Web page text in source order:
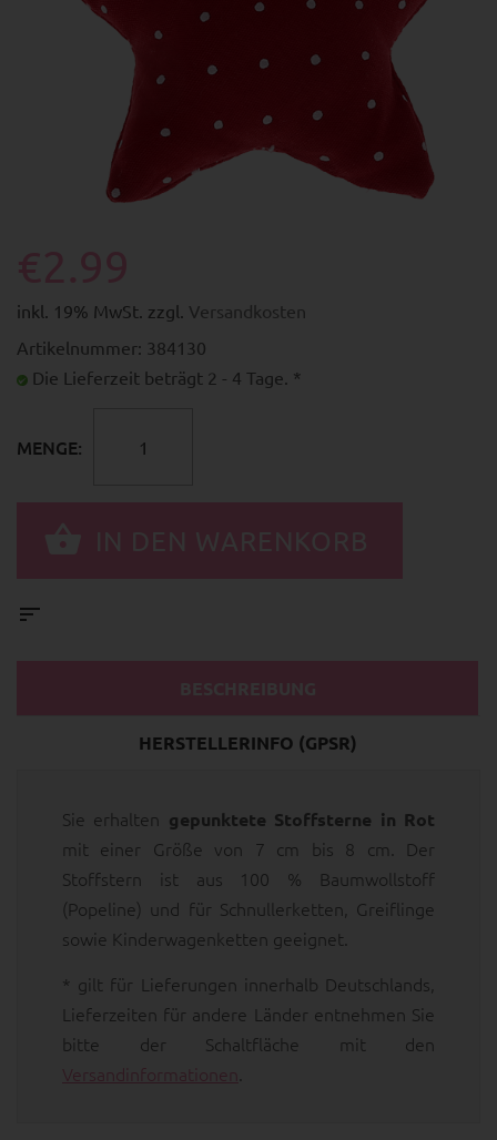
inkl. 19% MwSt. zzgl. Versandkosten
Artikelnummer: 384130
Die Lieferzeit beträgt 2 - 4 Tage. *
MENGE:
HERSTELLERINFO (GPSR)
Sie erhalten gepunktete Stoffsterne in Rot
mit einer Größe von 7 cm bis 8 cm. Der
Stoffstern ist aus 100 % Baumwollstoff
(Popeline) und für Schnullerketten, Greiflinge
sowie Kinderwagenketten geeignet.
* gilt für Lieferungen innerhalb Deutschlands,
Lieferzeiten für andere Länder entnehmen Sie
bitte der Schaltfläche mit den
Versandinformationen